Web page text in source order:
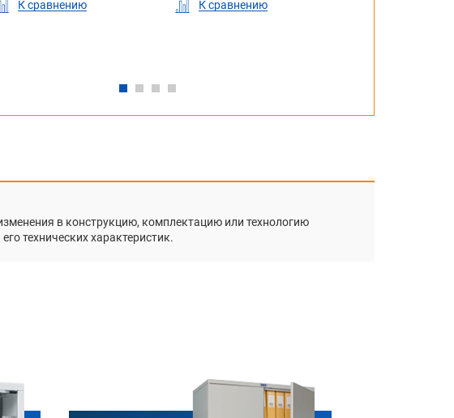
К сравнению К сравнению
К сравнению К сравнению
в конструкцию, комплектацию или технологию
технических характеристик.